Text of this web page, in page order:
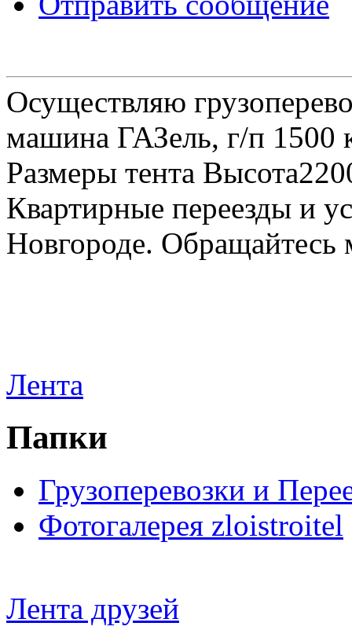
Осуществляю
машина ГАЗель, г/п 1500
Размеры тента
Квартирные переезды и
Новгороде.
Лента
Папки
Грузоперевозки и
Фотогалерея zloistroitel
Лента друзей